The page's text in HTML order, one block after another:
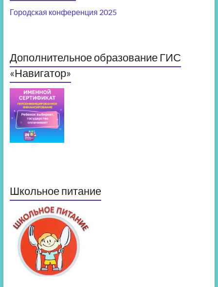
Городская конференция 2025
Дополнительное образование ГИС
«Навигатор»
Школьное питание